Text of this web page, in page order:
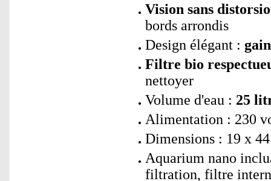
Vision sans
bords arrondis
Design élégant :
Filtre bio
nettoyer
Volume d'eau : 25
Alimentation : 230
Dimensions : 19 x
Aquarium nano
filtration, filtre